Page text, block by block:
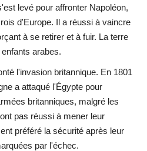
levé pour affronter Napoléon,
d'Europe. Il a réussi à vaincre
à se retirer et à fuir. La terre
arabes.
l'invasion britannique. En 1801
a attaqué l'Égypte pour
britanniques, malgré les
pas réussi à mener leur
préféré la sécurité après leur
par l'échec.